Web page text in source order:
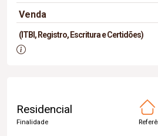
Venda
(ITBI, Registro, Escritura e Certidões)
Residencial
Finalidade